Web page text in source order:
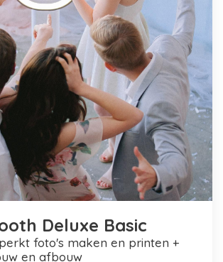
Deluxe Basic
en afbouw